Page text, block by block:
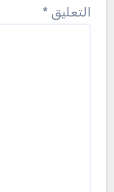
التعليق *